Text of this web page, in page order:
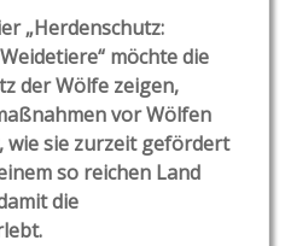
„Herdenschutz:
möchte die
der Wölfe zeigen,
vor Wölfen
wie sie zurzeit gefördert
so reichen Land
die